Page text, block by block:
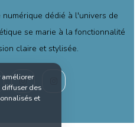
numérique dédié à l'univers de
se marie à la fonctionnalité
claire et stylisée.
améliorer
diffuser des
et